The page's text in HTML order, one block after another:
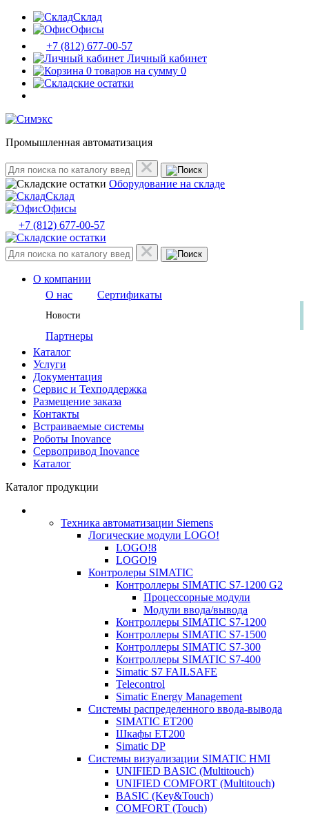
Склад
Офисы
+7 (812) 677-00-57
Личный кабинет
0 товаров на сумму 0
Промышленная автоматизация
Оборудование на складе
Склад
Офисы
+7 (812) 677-00-57
О компании
О нас
Сертификаты
Новости
Партнеры
Каталог
Услуги
Документация
Сервис и Техподдержка
Размещение заказа
Контакты
Встраиваемые системы
Роботы Inovance
Сервопривод Inovance
Каталог
Каталог продукции
Техника автоматизации Siemens
Логические модули LOGO!
LOGO!8
LOGO!9
Контролеры SIMATIC
Контроллеры SIMATIC S7-1200 G2
Процессорные модули
Модули ввода/вывода
Контроллеры SIMATIC S7-1200
Контроллеры SIMATIC S7-1500
Контроллеры SIMATIC S7-300
Контроллеры SIMATIC S7-400
Simatic S7 FAILSAFE
Telecontrol
Simatic Energy Management
Системы распределенного ввода-вывода
SIMATIC ET200
Шкафы ET200
Simatic DP
Системы визуализации SIMATIC HMI
UNIFIED BASIC (Multitouch)
UNIFIED COMFORT (Multitouch)
BASIC (Key&Touch)
COMFORT (Touch)